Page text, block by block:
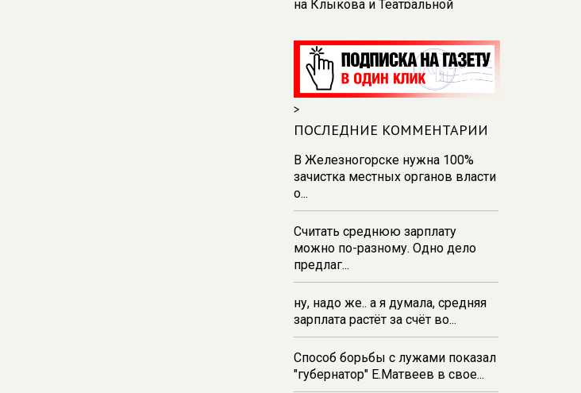
на Клыкова и Театральной
15:40Первый шкаф для
книгообмена появился в Курске
— всего откроют 30 точек
14:31
вывезли 68 тонн мусора из
14:22В Курске 30 пасечников
продают мёд на ярмарке
«Курский мед»
14:09В Курской области
обнаружили и обезвредили
снаряд времён ВОВ
>
ПОСЛЕДНИЕ КОММЕНТАРИИ
В Железногорске нужна 100%
зачистка местных органов власти
о...
Считать среднюю зарплату
можно по-разному. Одно дело
предлаг...
ну, надо же.. а я думала, средняя
зарплата растёт за счёт во...
Способ борьбы с лужами показал
"губернатор" Е.Матвеев в свое...